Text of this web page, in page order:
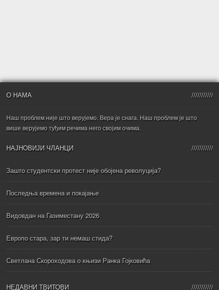
О НАМА
Наш проблем није што верујемо. Вера је снага. Наш проблем је што
више верујемо туђим речима него својим очима.
НАЈНОВИЈИ ЧЛАНЦИ
Зашто студентски протест није обојена револуција?
Последња времена и покајање
Видовдан на Газиместану 2026
Европо стара, зар ти немаш стида?
Светлана Скороходова о књизи Ранка Гојковића
НЕДАВНИ ТВИТОВИ